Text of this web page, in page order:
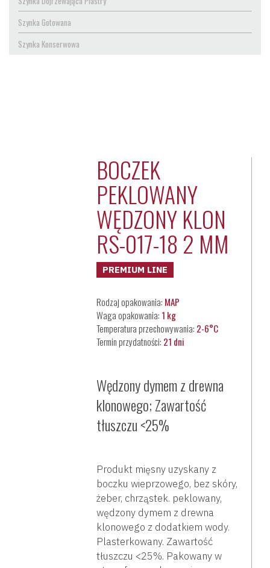
Szynka Gotowana
Szynka Konserwowa
BOCZEK
PEKLOWANY
WĘDZONY KLON
RS-017-18 2 MM
PREMIUM LINE
Rodzaj opakowania: MAP
Waga opakowania: 1 kg
Temperatura przechowywania: 2-6°C
Termin przydatności: 21 dni
Wędzony dymem z drewna
klonowego; Zawartość
tłuszczu <25%
Produkt mięsny uzyskany z
boczku wieprzowego, bez skóry,
żeber, chrząstek. peklowany,
wędzony dymem z drewna
klonowego z dodatkiem wody.
Plasterkowany. Zawartość
tłuszczu <25%. Pakowany w